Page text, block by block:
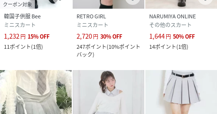
クーポン対象
韓国子供服 Bee
ミニスカート
1,232円 15%OFF
11ポイント(1倍)
RETRO GIRL
ミニスカート
2,720円 30%OFF
247ポイント(10%ポイント
バック)
NARUMIYA ONLINE
その他のスカート
1,644円 50%OFF
14ポイント(1倍)